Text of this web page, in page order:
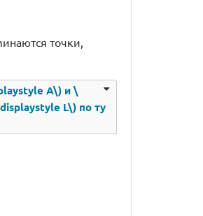
точки,
A\) и \
L\) по ту